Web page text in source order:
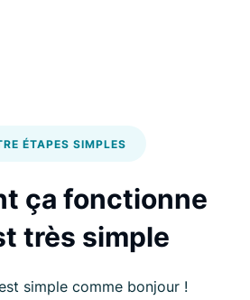
ÉTAPES SIMPLES
ça fonctionne
très simple
simple comme bonjour !